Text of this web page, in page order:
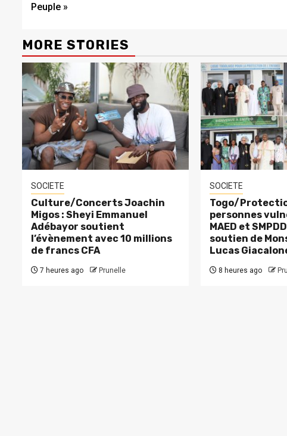
Peuple »
MORE STORIES
SOCIETE
Culture/Concerts Joachin
Migos : Sheyi Emmanuel
Adébayor soutient
l’évènement avec 10 millions
de francs CFA
7 heures ago Prunelle
SOCIETE
Togo/
personnes
MAED et
soutien de
Lucas
8 heures ago